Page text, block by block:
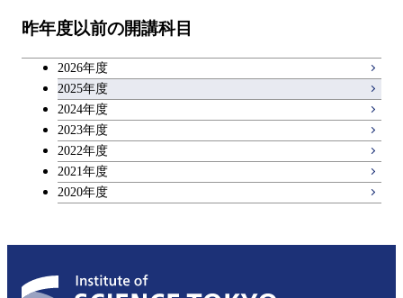
昨年度以前の開講科目
2026年度
2025年度
2024年度
2023年度
2022年度
2021年度
2020年度